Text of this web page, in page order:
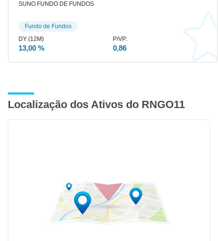
SUNO FUNDO DE FUNDOS
13,00 % 0,86
Fundo de Fundos
Localização dos Ativos do RNGO11